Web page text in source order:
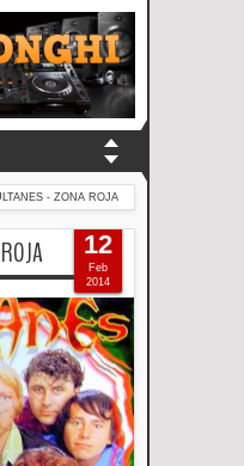
- ZONA ROJA
12
Feb
2014